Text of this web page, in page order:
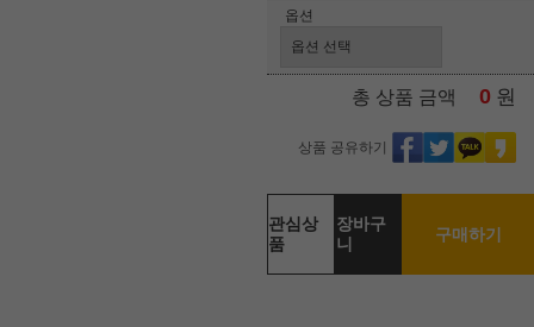
옵션
총 상품 금액 0 원
상품 공유하기
관심상
품
장바구
니
구매하기